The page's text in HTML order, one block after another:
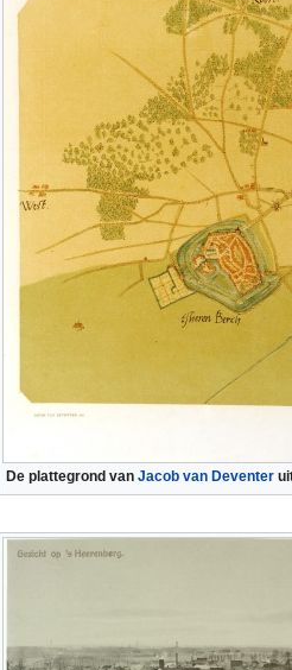
De plattegrond van Jacob van Deventer